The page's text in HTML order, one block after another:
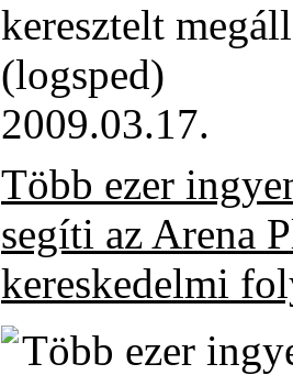
keresztelt
(logsped)
2009.03.17.
Több ezer
segíti az Arena
kereskedelmi
Több ezer